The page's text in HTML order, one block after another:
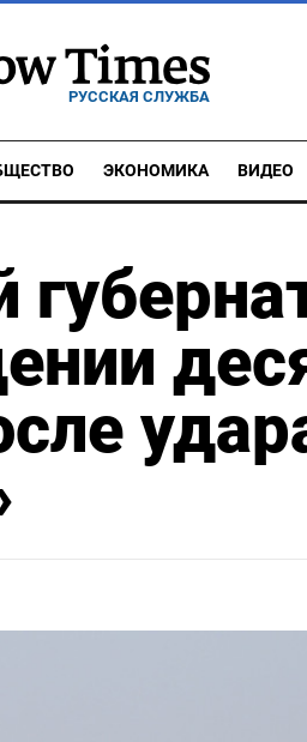
РУССКАЯ СЛУЖБА
ЭКОНОМИКА ВИДЕО